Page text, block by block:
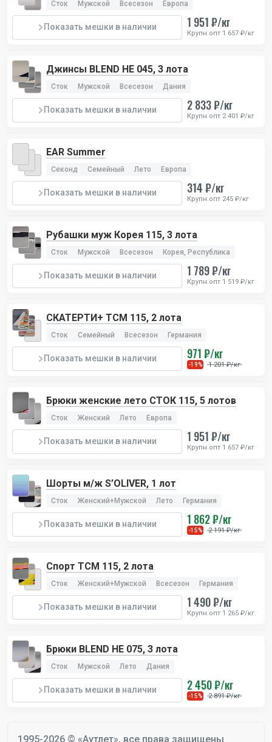
Сток Мужской Всесезон Европа
Показать мешки в наличии 1 951 ₽/кг
Крупн.опт 1 657 ₽/кг
Джинсы BLEND HE 045, 3 лота
Сток Мужской Всесезон Дания
Показать мешки в наличии 2 833 ₽/кг
Крупн.опт 2 401 ₽/кг
EAR Summer
Секонд Семейный Лето Европа
Показать мешки в наличии 314 ₽/кг
Крупн.опт 245 ₽/кг
Рубашки муж Корея 115, 3 лота
Сток Мужской Всесезон Корея, Республика
Показать мешки в наличии 1 789 ₽/кг
Крупн.опт 1 519 ₽/кг
СКАТЕРТИ+ TCM 115, 2 лота
Сток Семейный Всесезон Германия
Показать мешки в наличии 971 ₽/кг
-19% 1 201 ₽/кг
Брюки женские лето СТОК 115, 5 лотов
Сток Женский Лето Европа
Показать мешки в наличии 1 951 ₽/кг
Крупн.опт 1 657 ₽/кг
Шорты м/ж S’OLIVER, 1 лот
Сток Женский+Мужской Лето Германия
Показать мешки в наличии 1 862 ₽/кг
-15% 2 191 ₽/кг
Спорт TCM 115, 2 лота
Сток Женский+Мужской Всесезон Германия
Показать мешки в наличии 1 490 ₽/кг
Крупн.опт 1 265 ₽/кг
Брюки BLEND HE 075, 3 лота
Сток Мужской Лето Дания
Показать мешки в наличии 2 450 ₽/кг
-15% 2 891 ₽/кг
1995-2026 © «Аутлет», все права защищены